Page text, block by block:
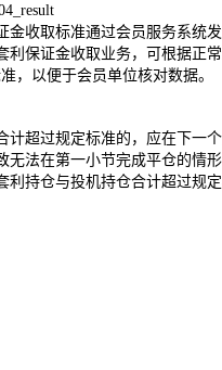
收取标准通过会员服务系统发
证金收取业务，可根据正
，以便于会员单位核对数据。
过规定标准的，应在下一
法在第一小节完成平仓的情形
仓与投机持仓合计超过规